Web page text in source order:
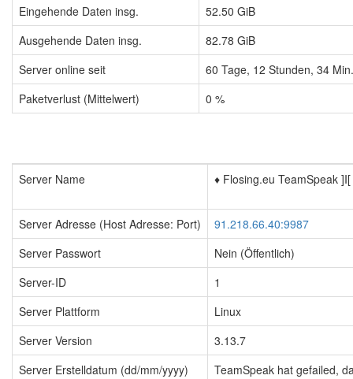
Eingehende Daten insg.
52.50 GiB
Ausgehende Daten insg.
82.78 GiB
Server online seit
60 Tage, 12 Stunden, 34
Paketverlust (Mittelwert)
0 %
Server Name ♦️ Flosing.eu TeamSpeak
Server Adresse (Host Adresse: Port)
91.218.66.40:9987
Server Passwort
Nein (Öffentlich)
Server-ID
1
Server Plattform
Linux
Server Version
3.13.7
Server Erstelldatum (dd/mm/yyyy)
TeamSpeak hat gefailed,